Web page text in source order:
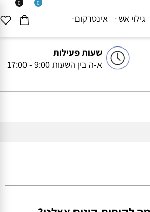
שעות פעילות
א-ה בין השעות 9:00 - 17:00
0 0
גילוי אש אינטרקום